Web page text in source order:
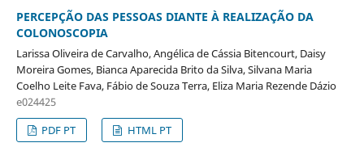
PERCEPÇÃO DAS PESSOAS DIANTE À REALIZAÇÃO DA
COLONOSCOPIA
Larissa Oliveira de Carvalho, Angélica de Cássia Bitencourt, Daisy
Moreira Gomes, Bianca Aparecida Brito da Silva, Silvana Maria
Coelho Leite Fava, Fábio de Souza Terra, Eliza Maria Rezende Dázio
e024425
PDF PT
HTML PT